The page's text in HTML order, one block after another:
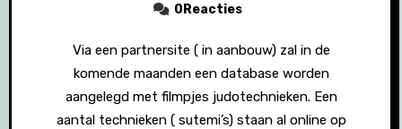
0Reacties
Via een partnersite ( in aanbouw) zal in de
komende maanden een database worden
aangelegd met filmpjes judotechnieken. Een
aantal technieken ( sutemi’s) staan al online op